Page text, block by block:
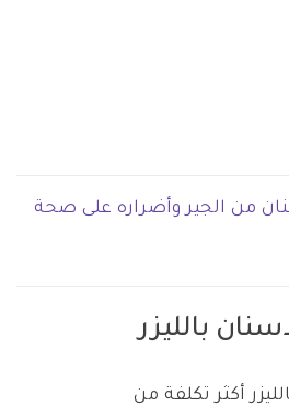
من الجير وأضراره على صحة
بالليزر
أكثر تكلفة من